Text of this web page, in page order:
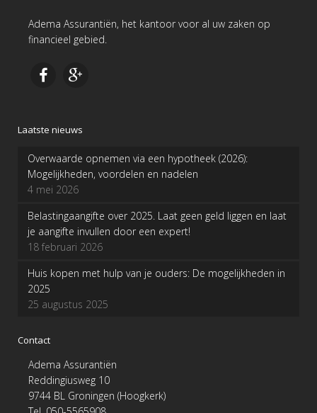
Adema Assurantiën, het kantoor voor al uw zaken op
financieel gebied.
Laatste nieuws
Overwaarde opnemen via een hypotheek (2026):
Mogelijkheden, voordelen en nadelen
4 mei 2026
Belastingaangifte over 2025. Laat geen geld liggen en laat
je aangifte invullen door een expert!
18 februari 2026
Huis kopen met hulp van je ouders: De mogelijkheden in
2025
25 augustus 2025
Contact
Adema Assurantiën
Reddingiusweg 10
9744 BL Groningen (Hoogkerk)